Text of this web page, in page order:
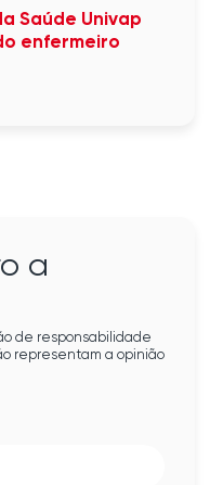
Saúde Univap
enfermeiro
a
de responsabilidade
representam a opinião